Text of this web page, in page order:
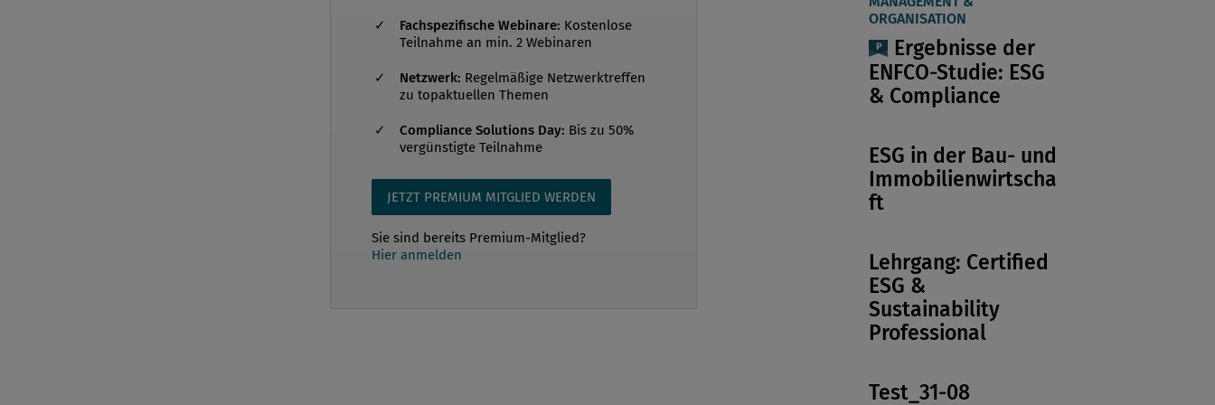
Fachspezifische Webinare: Kostenlose
Teilnahme an min. 2 Webinaren
Netzwerk: Regelmäßige Netzwerktreffen
zu topaktuellen Themen
Compliance Solutions Day: Bis zu 50%
vergünstigte Teilnahme
JETZT PREMIUM MITGLIED WERDEN
Sie sind bereits Premium-Mitglied?
Hier anmelden
ORGANISATION
Ergebnisse der
ENFCO-Studie: ESG
& Compliance
ESG in der Bau- und
Immobilienwirtscha
ft
Lehrgang: Certified
ESG &
Sustainability
Professional
Test_31-08